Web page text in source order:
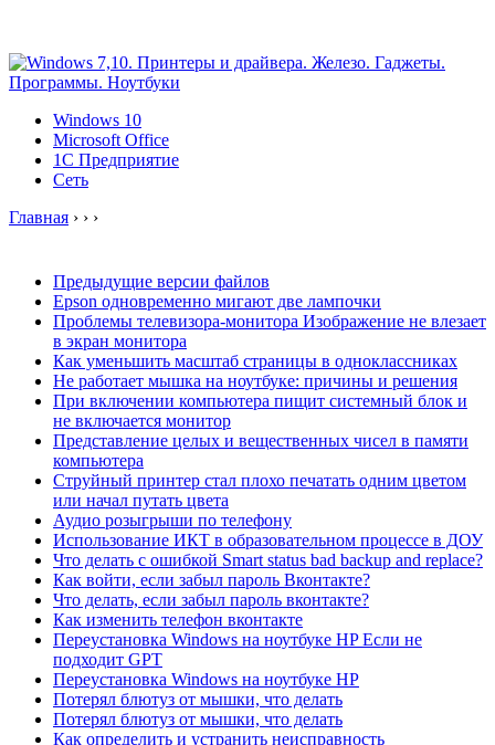
Windows 10
Microsoft Office
1C Предприятие
Сеть
Главная › › ›
Предыдущие версии файлов
Epson одновременно мигают две лампочки
Проблемы телевизора-монитора Изображение не влезает
в экран монитора
Как уменьшить масштаб страницы в одноклассниках
Не работает мышка на ноутбуке: причины и решения
При включении компьютера пищит системный блок и
не включается монитор
Представление целых и вещественных чисел в памяти
компьютера
Струйный принтер стал плохо печатать одним цветом
или начал путать цвета
Аудио розыгрыши по телефону
Использование ИКТ в образовательном процессе в ДОУ
Что делать с ошибкой Smart status bad backup and replace?
Как войти, если забыл пароль Вконтакте?
Что делать, если забыл пароль вконтакте?
Как изменить телефон вконтакте
Переустановка Windows на ноутбуке HP Если не
подходит GPT
Переустановка Windows на ноутбуке HP
Потерял блютуз от мышки, что делать
Потерял блютуз от мышки, что делать
Как определить и устранить неисправность